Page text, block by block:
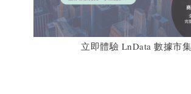
立即體驗 LnData 數據市集